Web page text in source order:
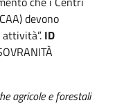
devono
attività”. ID
agricole e forestali